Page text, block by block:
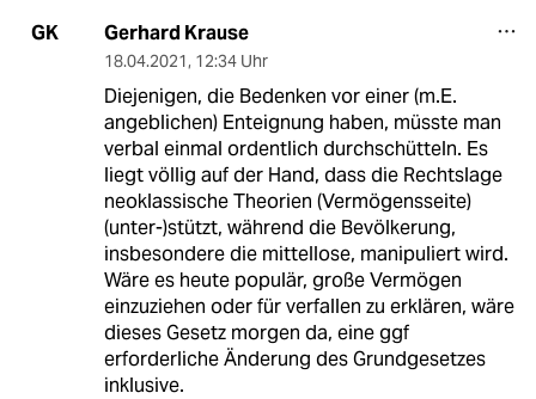
GK Gerhard Krause
18.04.2021, 12:34 Uhr
Diejenigen, die Bedenken vor einer (m.E.
angeblichen) Enteignung haben, müsste man
verbal einmal ordentlich durchschütteln. Es
liegt völlig auf der Hand, dass die Rechtslage
neoklassische Theorien (Vermögensseite)
(unter-)stützt, während die Bevölkerung,
insbesondere die mittellose, manipuliert wird.
Wäre es heute populär, große Vermögen
einzuziehen oder für verfallen zu erklären, wäre
dieses Gesetz morgen da, eine ggf
erforderliche Änderung des Grundgesetzes
inklusive.